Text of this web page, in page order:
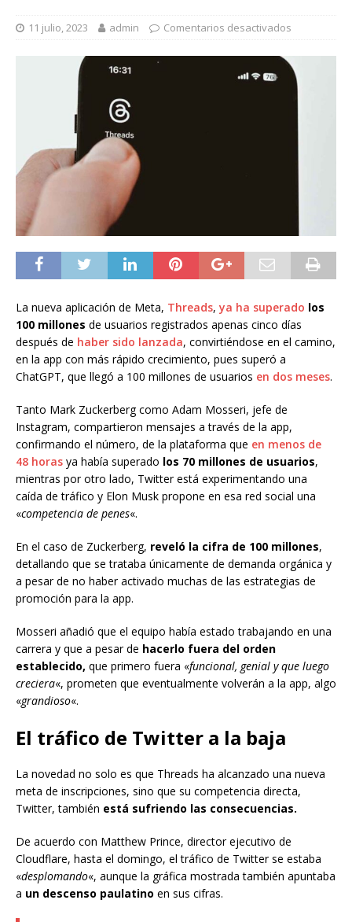
11 julio, 2023 admin Comentarios desactivados
La nueva aplicación de Meta, Threads, ya ha superado los
100 millones de usuarios registrados apenas cinco días
después de haber sido lanzada, convirtiéndose en el camino,
en la app con más rápido crecimiento, pues superó a
ChatGPT, que llegó a 100 millones de usuarios en dos meses.
Tanto Mark Zuckerberg como Adam Mosseri, jefe de
Instagram, compartieron mensajes a través de la app,
confirmando el número, de la plataforma que en menos de
48 horas ya había superado los 70 millones de usuarios,
mientras por otro lado, Twitter está experimentando una
caída de tráfico y Elon Musk propone en esa red social una
«competencia de penes«.
En el caso de Zuckerberg, reveló la cifra de 100 millones,
detallando que se trataba únicamente de demanda orgánica y
a pesar de no haber activado muchas de las estrategias de
promoción para la app.
Mosseri añadió que el equipo había estado trabajando en una
carrera y que a pesar de hacerlo fuera del orden
establecido, que primero fuera «funcional, genial y que luego
creciera«, prometen que eventualmente volverán a la app, algo
«grandioso«.
El tráfico de Twitter a la baja
La novedad no solo es que Threads ha alcanzado una nueva
meta de inscripciones, sino que su competencia directa,
Twitter, también está sufriendo las consecuencias.
De acuerdo con Matthew Prince, director ejecutivo de
Cloudflare, hasta el domingo, el tráfico de Twitter se estaba
«desplomando«, aunque la gráfica mostrada también apuntaba
a un descenso paulatino en sus cifras.